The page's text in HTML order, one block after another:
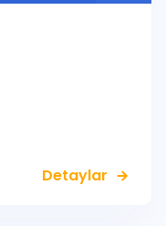
Detaylar